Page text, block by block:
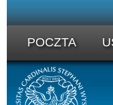
POCZTA